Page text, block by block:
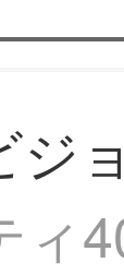
ジ
ィ